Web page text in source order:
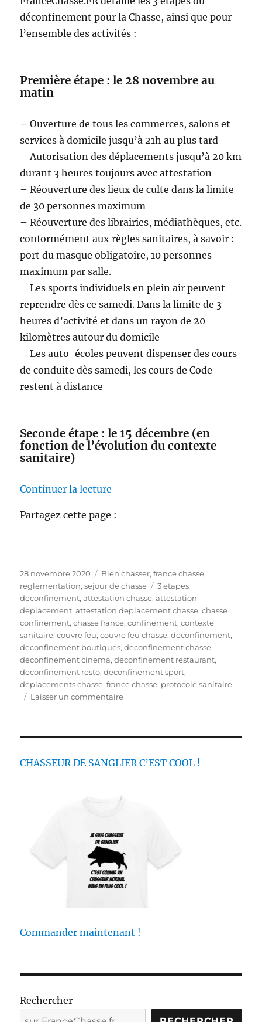
déconfinement pour la Chasse, ainsi que pour
l’ensemble des activités :
Première étape : le 28 novembre au
matin
–Ouverture de tous les commerces, salons et
services à domicile jusqu’à 21h au plus tard
– Autorisation des déplacements jusqu’à 20 km
durant 3 heures toujours avec attestation
– Réouverture des lieux de culte dans la limite
de 30 personnes maximum
– Réouverture des librairies, médiathèques, etc.
conformément aux règles sanitaires, à savoir :
port du masque obligatoire, 10 personnes
maximum par salle.
– Les sports individuels en plein air peuvent
reprendre dès ce samedi. Dans la limite de 3
heures d’activité et dans un rayon de 20
kilomètres autour du domicile
– Les auto-écoles peuvent dispenser des cours
de conduite dès samedi, les cours de Code
restent à distance
Seconde étape : le 15 décembre (en
fonction de l’évolution du contexte
sanitaire)
Continuer la lecture
Partagez cette page :
P
u
b
l
i
é
l
e
28 novembre 2020
C
a
t
é
g
o
r
i
e
s
Bien chasser,france chasse,
reglementation,sejour de chasse
É
t
i
q
u
e
t
t
e
3 etapes
deconfinement,attestation chasse,attestation
deplacement,attestation deplacement chasse,chasse
confinement,chasse france,confinement,contexte
sanitaire,couvre feu,couvre feu chasse,deconfinement,
deconfinement boutiques,deconfinement chasse,
deconfinement cinema,deconfinement restaurant,
deconfinement resto,deconfinement sport,
deplacements chasse,france chasse, protocole sanitaire
Laisser un commentaires
t
u
é
c
o
n
CHASSEUR DE SANGLIER C’EST COOL !
Commander maintenant !
Rechercher